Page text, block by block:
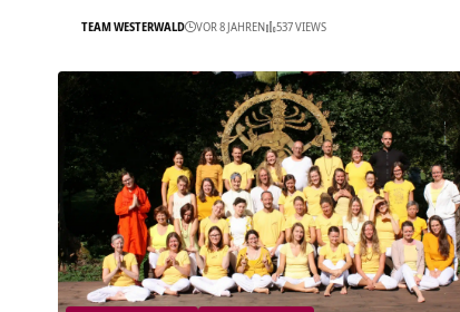
TEAM WESTERWALD VOR 8 JAHREN 537 VIEWS